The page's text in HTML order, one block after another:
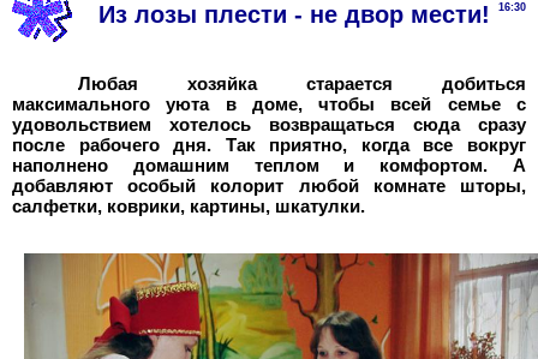
16:30
Из лозы плести - не двор мести!
Любая хозяйка старается добиться
максимального уюта в доме, чтобы всей семье с
удовольствием хотелось возвращаться сюда сразу
после рабочего дня. Так приятно, когда все вокруг
наполнено домашним теплом и комфортом. А
добавляют особый колорит любой комнате шторы,
салфетки, коврики, картины, шкатулки.